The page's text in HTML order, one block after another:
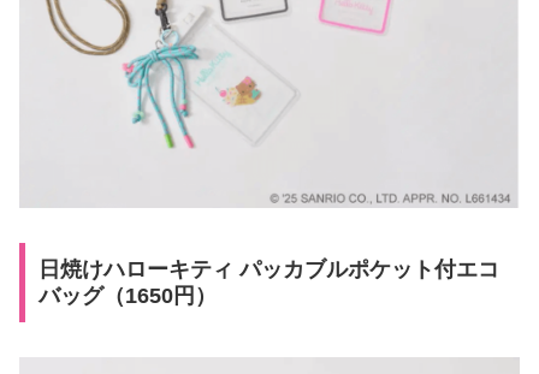
日焼けハローキティ パッカブルポケット付エコ
バッグ（1650円）